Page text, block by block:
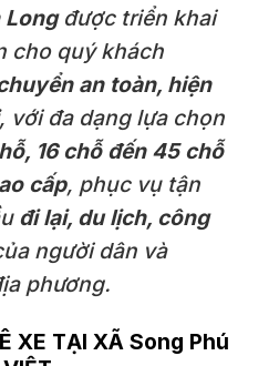
Longđược triển khai
cho quý khách
an toàn, hiện
, với đa dạng lựa chọn
16 chỗ đến 45 chỗ
cấp, phục vụ tận
đi lại, du lịch, công
người dân và
phương.
XE TẠI XÃ Song Phú